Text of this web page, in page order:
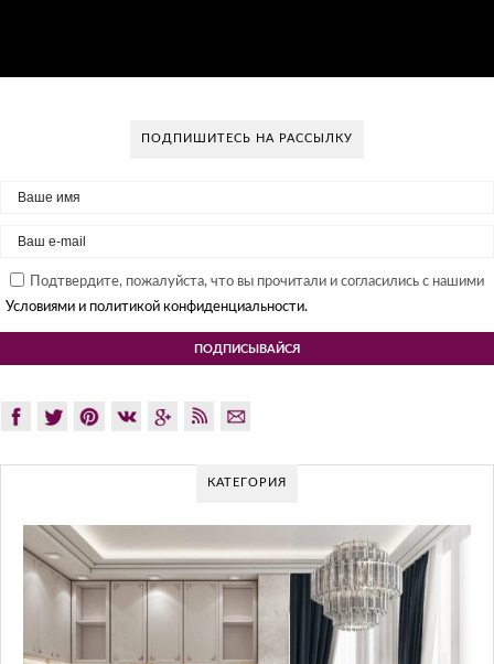
ПОДПИШИТЕСЬ НА РАССЫЛКУ
Подтвердите, пожалуйста, что вы прочитали и согласились с нашими
Условиями и политикой конфиденциальности.
КАТЕГОРИЯ